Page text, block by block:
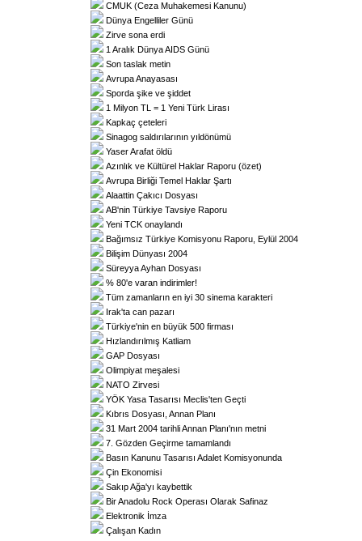
CMUK (Ceza Muhakemesi Kanunu)
Dünya Engelliler Günü
Zirve sona erdi
1 Aralık Dünya AIDS Günü
Son taslak metin
Avrupa Anayasası
Sporda şike ve şiddet
1 Milyon TL = 1 Yeni Türk Lirası
Kapkaç çeteleri
Sinagog saldırılarının yıldönümü
Yaser Arafat öldü
Azınlık ve Kültürel Haklar Raporu (özet)
Avrupa Birliği Temel Haklar Şartı
Alaattin Çakıcı Dosyası
AB'nin Türkiye Tavsiye Raporu
Yeni TCK onaylandı
Bağımsız Türkiye Komisyonu Raporu, Eylül 2004
Bilişim Dünyası 2004
Süreyya Ayhan Dosyası
% 80'e varan indirimler!
Tüm zamanların en iyi 30 sinema karakteri
Irak'ta can pazarı
Türkiye'nin en büyük 500 firması
Hızlandırılmış Katliam
GAP Dosyası
Olimpiyat meşalesi
NATO Zirvesi
YÖK Yasa Tasarısı Meclis'ten Geçti
Kıbrıs Dosyası, Annan Planı
31 Mart 2004 tarihli Annan Planı'nın metni
7. Gözden Geçirme tamamlandı
Basın Kanunu Tasarısı Adalet Komisyonunda
Çin Ekonomisi
Sakıp Ağa'yı kaybettik
Bir Anadolu Rock Operası Olarak Safinaz
Elektronik İmza
Çalışan Kadın